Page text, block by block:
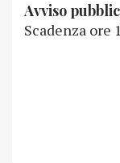
Avviso
Scadenza ore